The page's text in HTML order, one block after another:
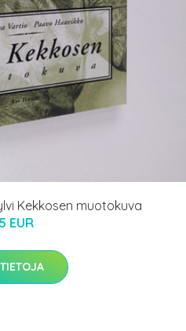
Kekkosen muotokuva
EUR